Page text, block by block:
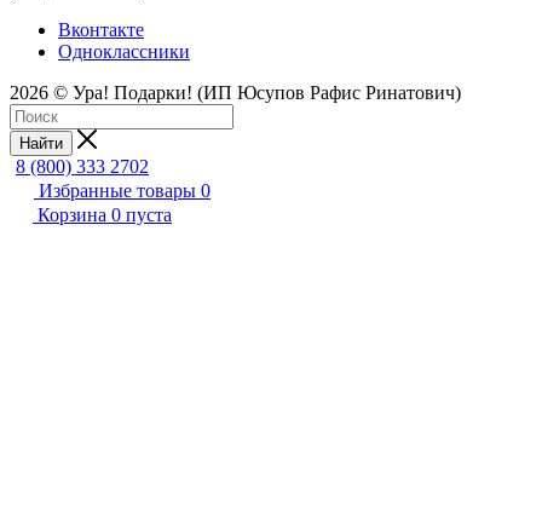
Вконтакте
Одноклассники
2026 © Ура! Подарки! (ИП Юсупов Рафис Ринатович)
Найти
8 (800) 333 2702
Избранные товары 0
Корзина 0 пуста